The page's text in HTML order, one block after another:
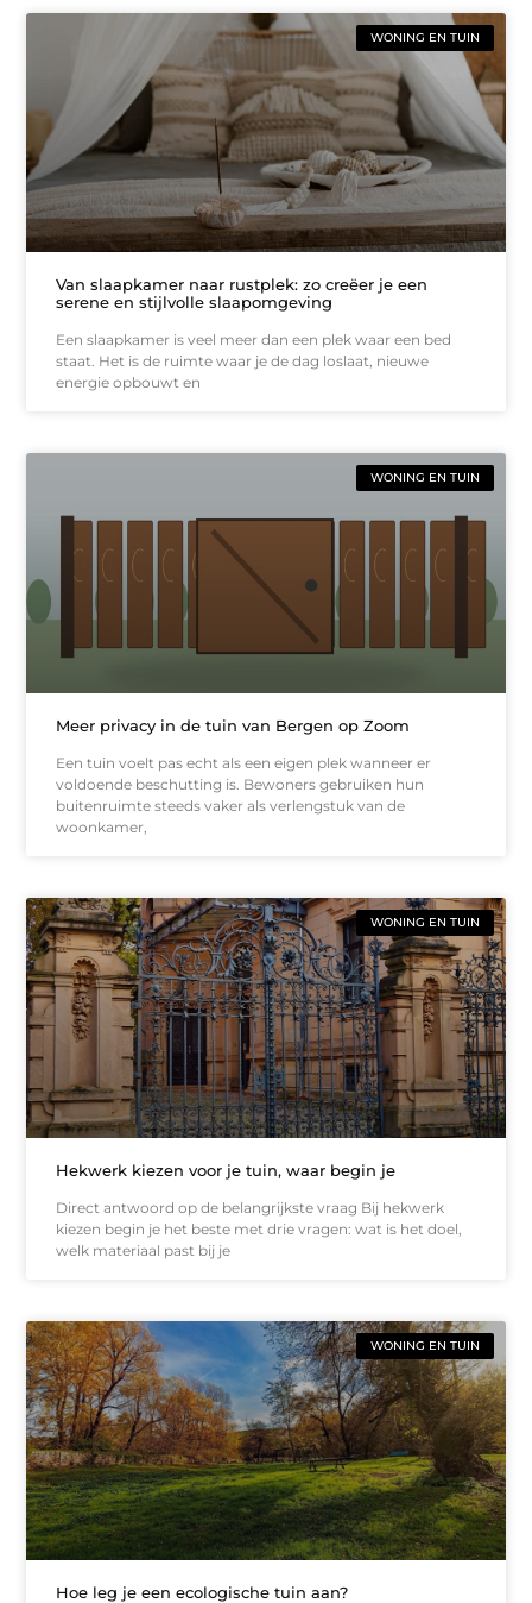
WONING EN TUIN
Van slaapkamer naar rustplek: zo creëer je een
serene en stijlvolle slaapomgeving
Een slaapkamer is veel meer dan een plek waar een bed
staat. Het is de ruimte waar je de dag loslaat, nieuwe
energie opbouwt en
WONING EN TUIN
Meer privacy in de tuin van Bergen op Zoom
Een tuin voelt pas echt als een eigen plek wanneer er
voldoende beschutting is. Bewoners gebruiken hun
buitenruimte steeds vaker als verlengstuk van de
woonkamer,
WONING EN TUIN
Hekwerk kiezen voor je tuin, waar begin je
Direct antwoord op de belangrijkste vraag Bij hekwerk
kiezen begin je het beste met drie vragen: wat is het doel,
welk materiaal past bij je
WONING EN TUIN
Hoe leg je een ecologische tuin aan?